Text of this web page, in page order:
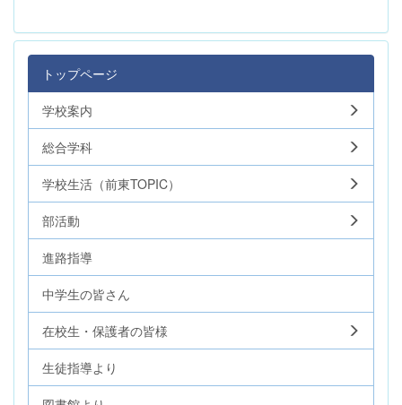
トップページ
学校案内
総合学科
学校生活（前東TOPIC）
部活動
進路指導
中学生の皆さん
在校生・保護者の皆様
生徒指導より